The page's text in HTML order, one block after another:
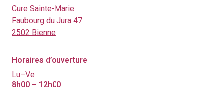
Cure Sainte-Marie
Faubourg du Jura 47
2502 Bienne
Horaires d’ouverture
Lu–Ve
8h00 – 12h00